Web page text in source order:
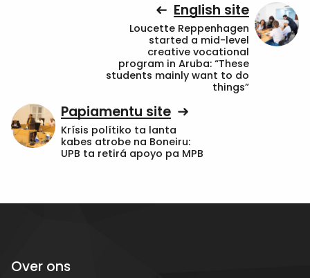
English site
Loucette Reppenhagen
started a mid-level
creative vocational
program in Aruba: “These
students mainly want to do
things”
Papiamentu site
Krísis polítiko ta lanta
kabes atrobe na Boneiru:
UPB ta retirá apoyo pa MPB
Over ons